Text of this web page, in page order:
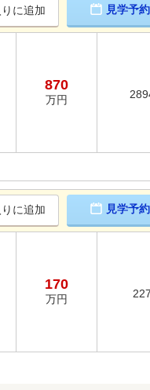
に追加 見学予
870
万円
に追加 見学予
170
万円